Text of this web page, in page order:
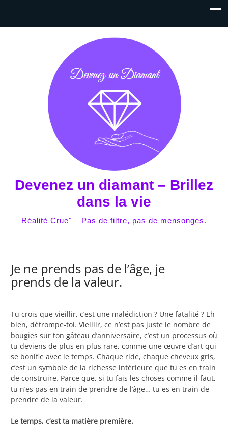
Devenez un diamant – Brillez
dans la vie
Réalité Crue" – Pas de filtre, pas de mensonges.
Je ne prends pas de l’âge, je
prends de la valeur.
Tu crois que vieillir, c’est une malédiction ? Une fatalité ? Eh
bien, détrompe-toi. Vieillir, ce n’est pas juste le nombre de
bougies sur ton gâteau d’anniversaire, c’est un processus où
tu deviens de plus en plus rare, comme une œuvre d’art qui
se bonifie avec le temps. Chaque ride, chaque cheveux gris,
c’est un symbole de la richesse intérieure que tu es en train
de construire. Parce que, si tu fais les choses comme il faut,
tu n’es pas en train de prendre de l’âge… tu es en train de
prendre de la valeur.
Le temps, c’est ta matière première.